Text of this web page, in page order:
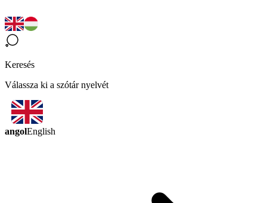
Keresés
Válassza ki a szótár nyelvét
angolEnglish